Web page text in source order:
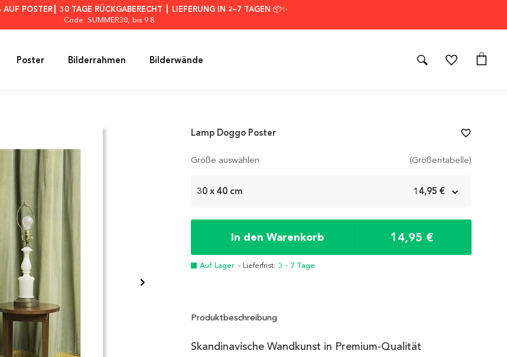
POSTER┃ 30 TAGE RÜCKGABERECHT ┃ LIEFERUNG IN 2–7 TAGEN 📦✨
Code: SUMMER30, bis 9.8.
Poster Bilderrahmen Bilderwände
Größe auswählen (Größentabelle)
30 x 40 cm 14,95 €
In den Warenkorb 14,95 €
Auf Lager - Lieferfrist: 3 - 7 Tage
Lamp Doggo Poster favorite_border
Produktbeschreibung
Skandinavische Wandkunst in Premium-Qualität